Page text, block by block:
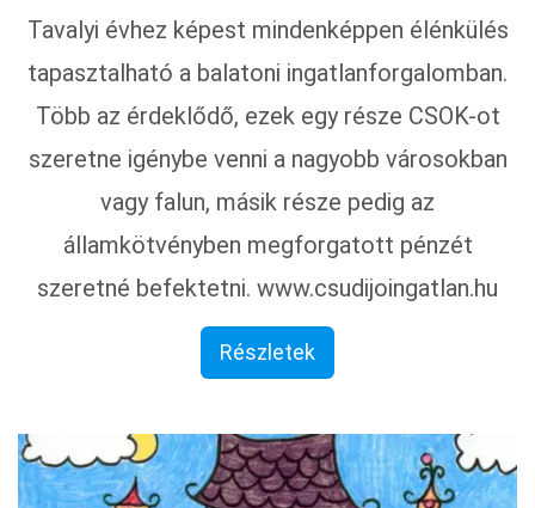
Tavalyi évhez képest mindenképpen élénkülés
tapasztalható a balatoni ingatlanforgalomban.
Több az érdeklődő, ezek egy része CSOK-ot
szeretne igénybe venni a nagyobb városokban
vagy falun, másik része pedig az
államkötvényben megforgatott pénzét
szeretné befektetni. www.csudijoingatlan.hu
Részletek